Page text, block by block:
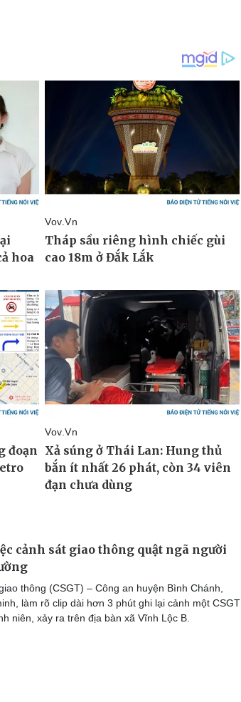
cảnh sát giao thông quật ngã người
thông (CSGT) – Công an huyện Bình Chánh,
làm rõ clip dài hơn 3 phút ghi lại cảnh một CSGT
niên, xảy ra trên địa bàn xã Vĩnh Lộc B.